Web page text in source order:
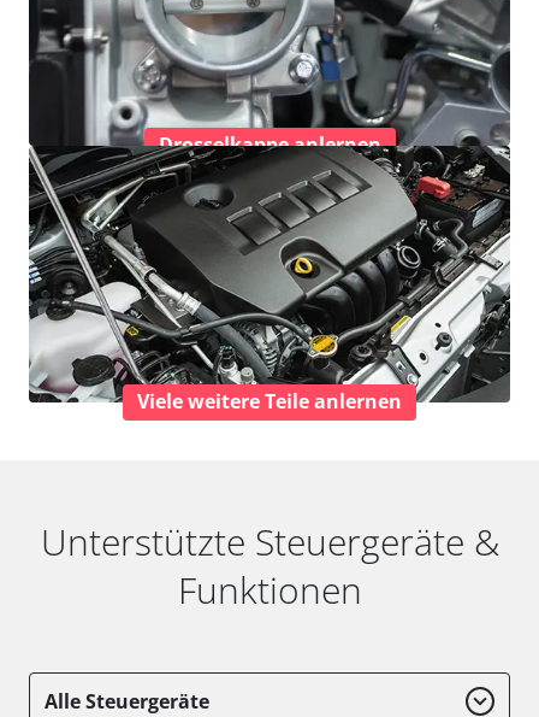
Drosselkappe anlernen
Viele weitere Teile anlernen
Unterstützte Steuergeräte &
Funktionen
Alle Steuergeräte